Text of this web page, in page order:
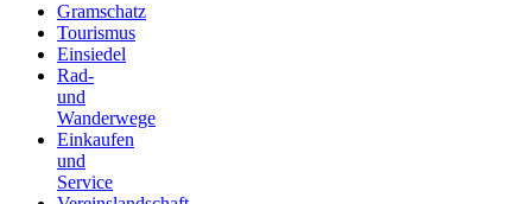
Gramschatz
Tourismus
Einsiedel
Rad-
und
Wanderwege
Einkaufen
und
Service